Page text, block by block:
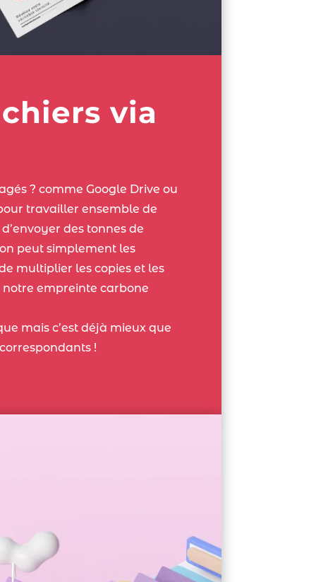
via
? comme Google Drive ou
travailler ensemble de
des tonnes de
peut simplement les
multiplier les copies et les
notre empreinte carbone
mais c’est déjà mieux que
!